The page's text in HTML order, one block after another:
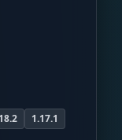
1.17.1